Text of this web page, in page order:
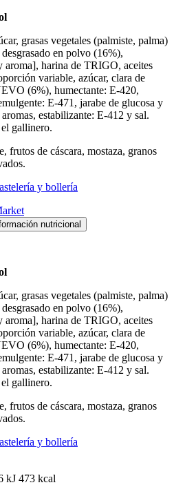
grasas vegetales (palmiste, palma)
en polvo (16%),
aroma], harina de TRIGO, aceites
variable, azúcar, clara de
(6%), humectante: E-420,
E-471, jarabe de glucosa y
estabilizante: E-412 y sal.
gallinero.
frutos de cáscara, mostaza, granos
y bollería
nutricional
grasas vegetales (palmiste, palma)
en polvo (16%),
aroma], harina de TRIGO, aceites
variable, azúcar, clara de
(6%), humectante: E-420,
E-471, jarabe de glucosa y
estabilizante: E-412 y sal.
gallinero.
frutos de cáscara, mostaza, granos
y bollería
kJ 473 kcal